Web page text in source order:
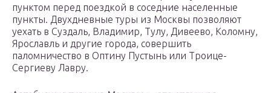
пунктом перед поездкой в соседние населенные
пункты. Двухдневные туры из Москвы позволяют
уехать в Суздаль, Владимир, Тулу, Дивеево, Коломну,
Ярославль и другие города, совершить
паломничество в Оптину Пустынь или Троице-
Сергиеву Лавру.